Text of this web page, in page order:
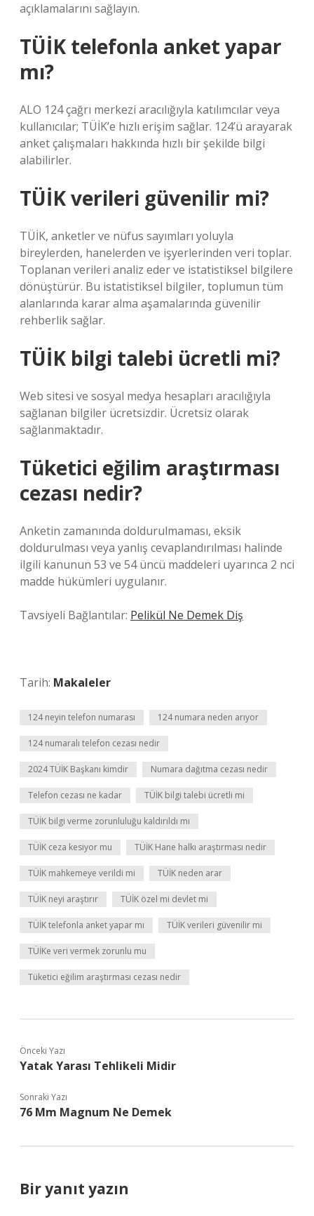
açıklamalarını sağlayın.
TÜİK telefonla anket yapar
mı?
ALO 124 çağrı merkezi aracılığıyla katılımcılar veya
kullanıcılar; TÜİK’e hızlı erişim sağlar. 124’ü arayarak
anket çalışmaları hakkında hızlı bir şekilde bilgi
alabilirler.
TÜİK verileri güvenilir mi?
TÜİK, anketler ve nüfus sayımları yoluyla
bireylerden, hanelerden ve işyerlerinden veri toplar.
Toplanan verileri analiz eder ve istatistiksel bilgilere
dönüştürür. Bu istatistiksel bilgiler, toplumun tüm
alanlarında karar alma aşamalarında güvenilir
rehberlik sağlar.
TÜİK bilgi talebi ücretli mi?
Web sitesi ve sosyal medya hesapları aracılığıyla
sağlanan bilgiler ücretsizdir. Ücretsiz olarak
sağlanmaktadır.
Tüketici eğilim araştırması
cezası nedir?
Anketin zamanında doldurulmaması, eksik
doldurulması veya yanlış cevaplandırılması halinde
ilgili kanunun 53 ve 54 üncü maddeleri uyarınca 2 nci
madde hükümleri uygulanır.
Tavsiyeli Bağlantılar: Pelikül Ne Demek Diş
Tarih: Makaleler
124 neyin telefon numarası 124 numara neden arıyor
124 numaralı telefon cezası nedir
2024 TÜİK Başkanı kimdir Numara dağıtma cezası nedir
Telefon cezası ne kadar TÜİK bilgi talebi ücretli mi
TÜİK bilgi verme zorunluluğu kaldırıldı mı
TÜİK ceza kesiyor mu TÜİK Hane halkı araştırması nedir
TÜİK mahkemeye verildi mi TÜİK neden arar
TÜİK neyi araştırır TÜİK özel mi devlet mi
TÜİK telefonla anket yapar mı TÜİK verileri güvenilir mi
TÜİKe veri vermek zorunlu mu
Tüketici eğilim araştırması cezası nedir
Önceki Yazı
Yatak Yarası Tehlikeli Midir
Sonraki Yazı
76 Mm Magnum Ne Demek
Bir yanıt yazın